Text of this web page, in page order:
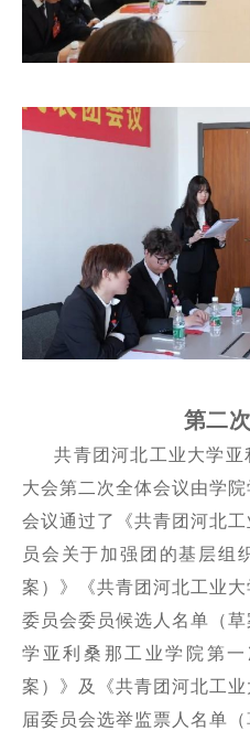
第二
共青团河北工业大学
大会第二次全体会议由学
会议通过了《共青团河北
员会关于加强团的基层组
案）》《共青团河北工业
委员会委员候选人名单（
学亚利桑那工业学院第
案）》及《共青团河北工
届委员会选举监票人名单